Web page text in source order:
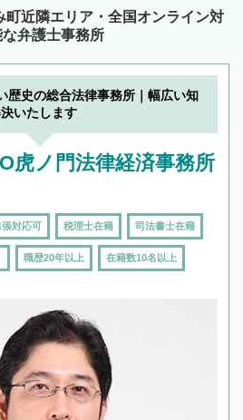
町近隣エリア・全国オンライン対
弁護士事務所
歴史の総合法律事務所｜幅広い知
いたします
虎ノ門法律経済事務所
対応可 税理士在籍 司法書士在籍
職歴20年以上 在籍数10名以上